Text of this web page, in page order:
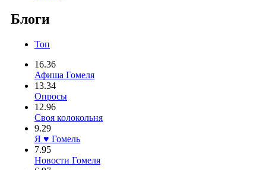
Блоги
Топ
16.36
Афиша Гомеля
13.34
Опросы
12.96
Своя колокольня
9.29
Я ♥ Гомель
7.95
Новости Гомеля